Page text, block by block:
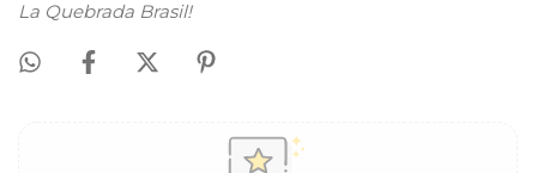
La Quebrada Brasil!